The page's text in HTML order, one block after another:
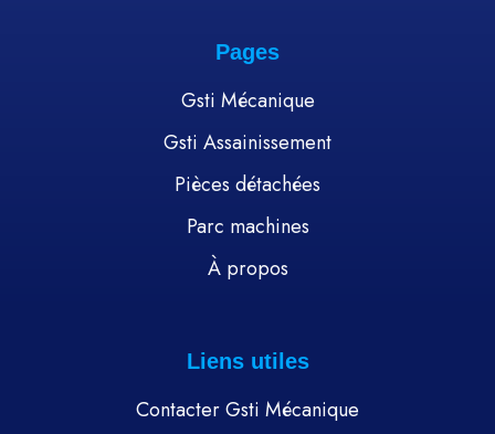
Pages
Gsti Mécanique
Gsti Assainissement
Pièces détachées
Parc machines
À propos
Liens utiles
Contacter Gsti Mécanique